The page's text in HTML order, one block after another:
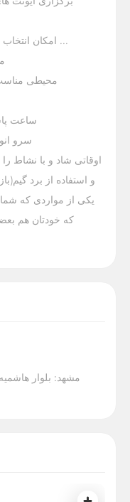
امکان انتخاب استراتژیک هیجانی، معمایی، فکری و ...
محیطی
ساعت
سرو
اوقاتی شاد و با نشاط
و استفاده از برد
یکی از مواردی که
که خودتان هم